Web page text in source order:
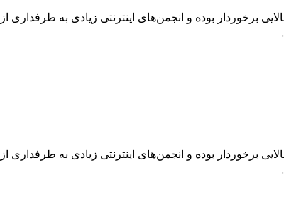
برخوردار بوده و انجمن‌های اینترنتی زیادی به طرفداری
برخوردار بوده و انجمن‌های اینترنتی زیادی به طرفداری